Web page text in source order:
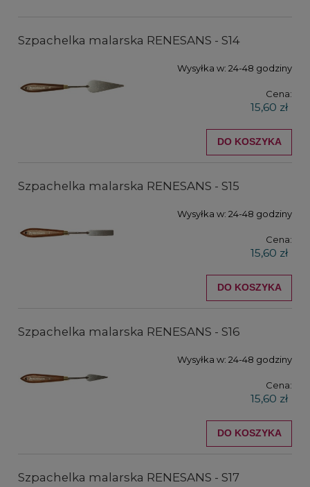
Szpachelka malarska RENESANS - S14
Wysyłka w: 24-48 godziny
Cena:
15,60 zł
DO KOSZYKA
Szpachelka malarska RENESANS - S15
Wysyłka w: 24-48 godziny
Cena:
15,60 zł
DO KOSZYKA
Szpachelka malarska RENESANS - S16
Wysyłka w: 24-48 godziny
Cena:
15,60 zł
DO KOSZYKA
Szpachelka malarska RENESANS - S17